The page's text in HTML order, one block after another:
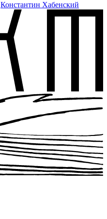
Константин Хабенский